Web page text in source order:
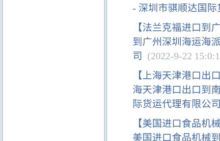
- 深圳市骐顺达国
【法兰克福进口到
到广州深圳海运海
司
(2022-9-22
【上海天津港口出
海天津港口出口到
际货运代理有限公
【美国进口食品机
美国进口食品机械